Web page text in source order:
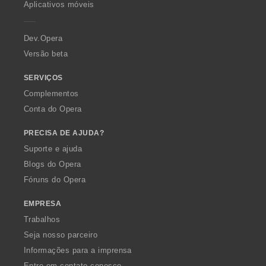
a
Aplicativos móveis
Dev.Opera
Versão beta
SERVIÇOS
Complementos
Conta do Opera
PRECISA DE AJUDA?
Suporte e ajuda
Blogs do Opera
Fóruns do Opera
EMPRESA
Trabalhos
Seja nosso parceiro
Informações para a imprensa